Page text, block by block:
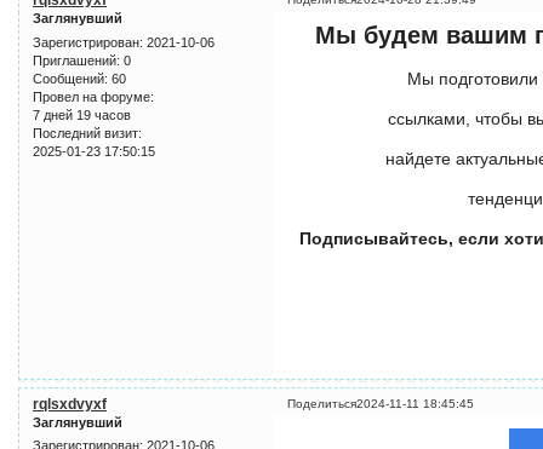
Заглянувший
Зарегистрирован: 2021-10-06
Приглашений: 0
Сообщений: 60
Провел на форуме:
7 дней 19 часов
Последний визит:
2025-01-23 17:50:15
Мы будем вашим
Мы
ссылками, чтобы
найдете
Подписывайтесь, если
Поделиться2024-11-11 18:45:45
rqlsxdvyxf
Заглянувший
Зарегистрирован: 2021-10-06